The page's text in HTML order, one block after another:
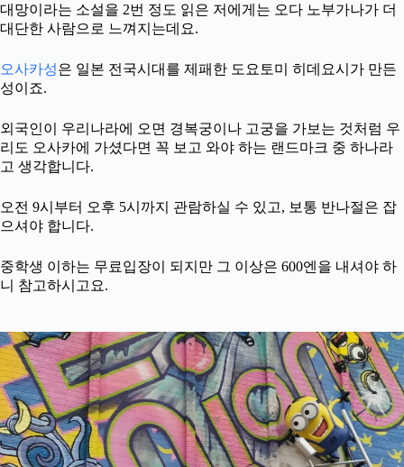
대망이라는 소설을 2번 정도 읽은 저에게는 오다 노부가나가 더
대단한 사람으로 느껴지는데요.
오사카성은 일본 전국시대를 제패한 도요토미 히데요시가 만든
성이죠.
외국인이 우리나라에 오면 경복궁이나 고궁을 가보는 것처럼 우
리도 오사카에 가셨다면 꼭 보고 와야 하는 랜드마크 중 하나라
고 생각합니다.
오전 9시부터 오후 5시까지 관람하실 수 있고, 보통 반나절은 잡
으셔야 합니다.
중학생 이하는 무료입장이 되지만 그 이상은 600엔을 내셔야 하
니 참고하시고요.